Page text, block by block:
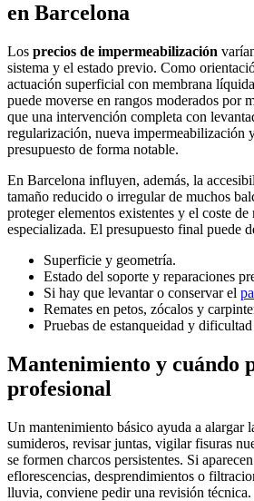
en Barcelona
Los precios de impermeabilización
sistema y el estado previo. Como
actuación superficial con membrana
puede moverse en rangos moderados por
que una intervención completa con
regularización, nueva impermeabilización
presupuesto de forma notable.
En Barcelona influyen, además, la
tamaño reducido o irregular de muchos
proteger elementos existentes y el coste de
especializada. El presupuesto final puede
Superficie y geometría.
Estado del soporte y reparaciones
Si hay que levantar o conservar el
Remates en petos, zócalos y
Pruebas de estanqueidad y dificultad
Mantenimiento y cuándo
profesional
Un mantenimiento básico ayuda a alargar
sumideros, revisar juntas, vigilar fisuras
se formen charcos persistentes. Si
eflorescencias, desprendimientos o
lluvia, conviene pedir una revisión técnica.